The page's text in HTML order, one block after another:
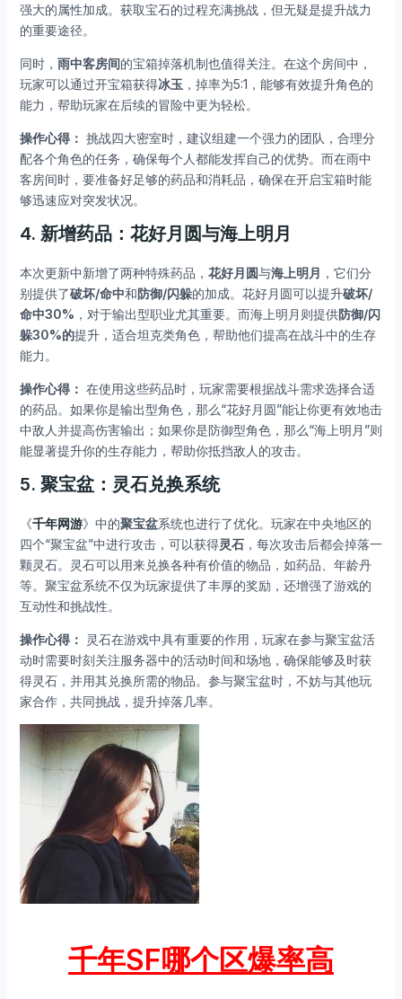
强大的属性加成。获取宝石的过程充满挑战，但无疑是提升战力
的重要途径。
同时， 雨中客房间的宝箱掉落机制也值得关注。在这个房间中，
玩家可以通过开宝箱获得冰玉 ，掉率为5:1，能够有效提升角色的
能力，帮助玩家在后续的冒险中更为轻松。
操作心得： 挑战四大密室时，建议组建一个强力的团队，合理分
配各个角色的任务，确保每个人都能发挥自己的优势。而在雨中
客房间时，要准备好足够的药品和消耗品，确保在开启宝箱时能
够迅速应对突发状况。
4. 新增药品：花好月圆与海上明月
本次更新中新增了两种特殊药品， 花好月圆与海上明月 ，它们分
别提供了破坏/命中和防御/闪躲的加成。花好月圆可以提升破坏/
命中30% ，对于输出型职业尤其重要。而海上明月则提供防御/闪
躲30%的提升，适合坦克类角色，帮助他们提高在战斗中的生存
能力。
操作心得： 在使用这些药品时，玩家需要根据战斗需求选择合适
的药品。如果你是输出型角色，那么“花好月圆”能让你更有效地击
中敌人并提高伤害输出；如果你是防御型角色，那么“海上明月”则
能显著提升你的生存能力，帮助你抵挡敌人的攻击。
5. 聚宝盆：灵石兑换系统
《千年网游》中的聚宝盆系统也进行了优化。玩家在中央地区的
四个“聚宝盆”中进行攻击，可以获得灵石，每次攻击后都会掉落一
颗灵石。灵石可以用来兑换各种有价值的物品，如药品、年龄丹
等。聚宝盆系统不仅为玩家提供了丰厚的奖励，还增强了游戏的
互动性和挑战性。
操作心得：
灵石在游戏中具有重要的作用，玩家在参与聚宝盆活
动时需要时刻关注服务器中的活动时间和场地，确保能够及时获
得灵石，并用其兑换所需的物品。参与聚宝盆时，不妨与其他玩
家合作，共同挑战，提升掉落几率。
千年SF哪个区爆率高